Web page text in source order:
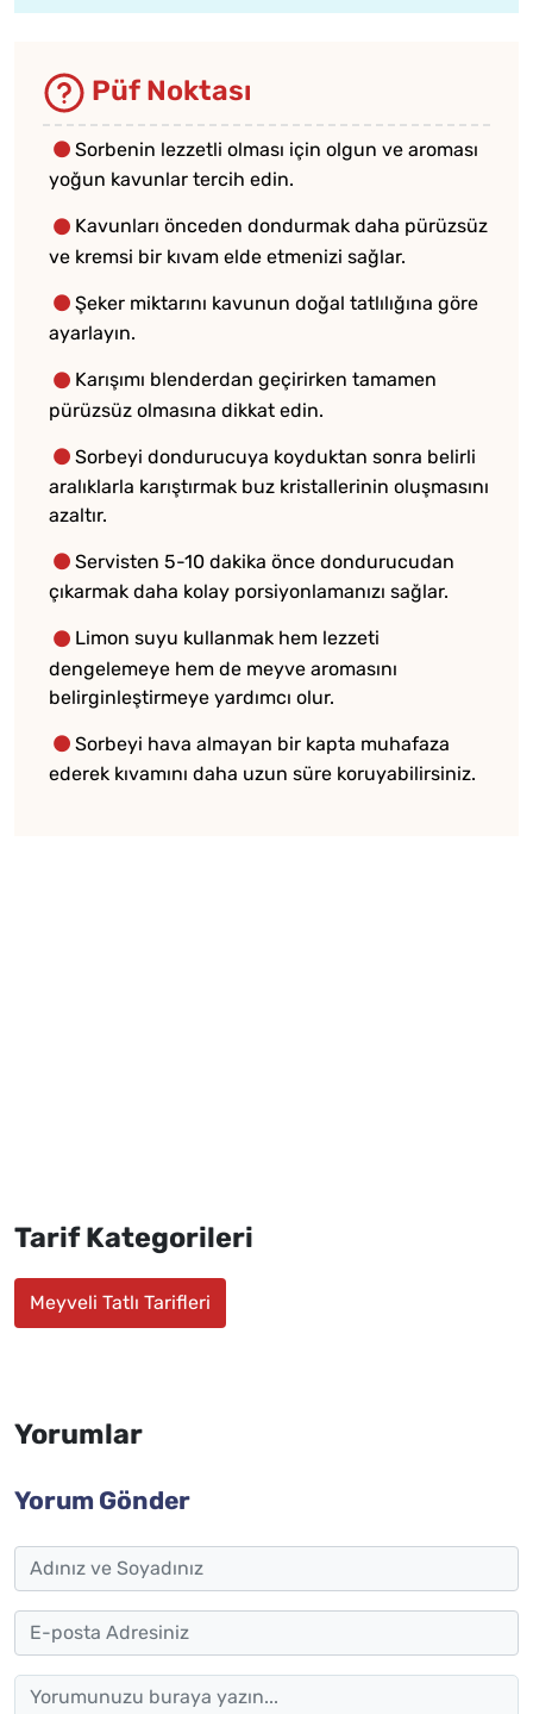
Püf Noktası
Sorbenin lezzetli olması için olgun ve aroması
yoğun kavunlar tercih edin.
Kavunları önceden dondurmak daha pürüzsüz
ve kremsi bir kıvam elde etmenizi sağlar.
Şeker miktarını kavunun doğal tatlılığına göre
ayarlayın.
Karışımı blenderdan geçirirken tamamen
pürüzsüz olmasına dikkat edin.
Sorbeyi dondurucuya koyduktan sonra belirli
aralıklarla karıştırmak buz kristallerinin oluşmasını
azaltır.
Servisten 5-10 dakika önce dondurucudan
çıkarmak daha kolay porsiyonlamanızı sağlar.
Limon suyu kullanmak hem lezzeti
dengelemeye hem de meyve aromasını
belirginleştirmeye yardımcı olur.
Sorbeyi hava almayan bir kapta muhafaza
ederek kıvamını daha uzun süre koruyabilirsiniz.
Tarif Kategorileri
Meyveli Tatlı Tarifleri
Yorumlar
Yorum Gönder